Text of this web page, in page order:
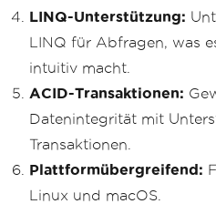
LINQ-Unterstützung:
LINQ für Abfragen, was
intuitiv macht.
ACID-Transaktionen:
Datenintegrität mit
Transaktionen.
Plattformübergreifend:
Linux und macOS.